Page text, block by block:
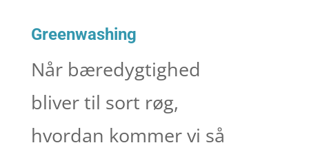
Greenwashing
Når bæredygtighed
bliver til sort røg,
hvordan kommer vi så